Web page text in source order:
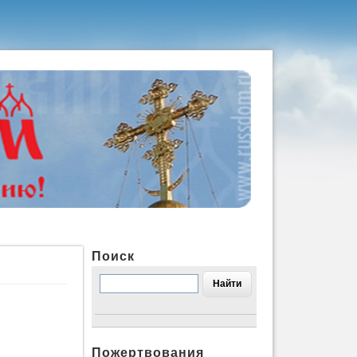
Поиск
Пожертвования